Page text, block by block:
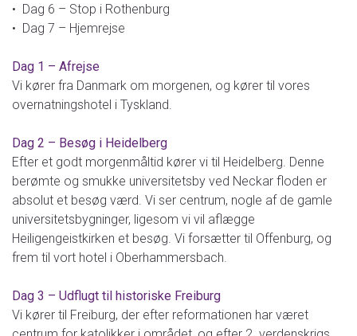
• Dag 6 – Stop i Rothenburg
• Dag 7 – Hjemrejse
Dag 1 – Afrejse
Vi kører fra Danmark om morgenen, og kører til vores
overnatningshotel i Tyskland.
Dag 2 – Besøg i Heidelberg
Efter et godt morgenmåltid kører vi til Heidelberg. Denne
berømte og smukke universitetsby ved Neckar floden er
absolut et besøg værd. Vi ser centrum, nogle af de gamle
universitetsbygninger, ligesom vi vil aflægge
Heiligengeistkirken et besøg. Vi forsætter til Offenburg, og
frem til vort hotel i Oberhammersbach.
Dag 3 – Udflugt til historiske Freiburg
Vi kører til Freiburg, der efter reformationen har været